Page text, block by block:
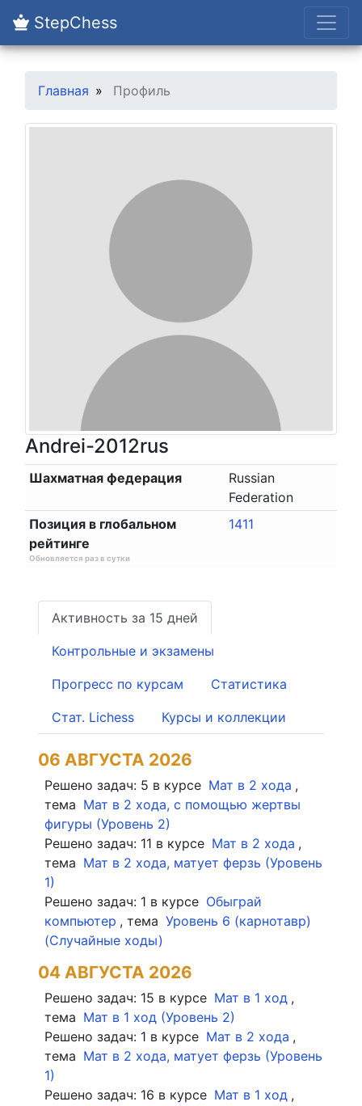
StepChess
Главная Профиль
Andrei-2012rus
Шахматная федерация
Russian
Federation
Позиция в глобальном
рейтинге
Обновляется раз в сутки
1411
Активность за 15 дней
Контрольные и экзамены
Прогресс по курсам Статистика
Стат. Lichess Курсы и коллекции
06 АВГУСТА 2026
Решено задач: 5 в курсе Мат в 2 хода ,
тема Мат в 2 хода, с помощью жертвы
фигуры (Уровень 2)
Решено задач: 11 в курсе Мат в 2 хода ,
тема Мат в 2 хода, матует ферзь (Уровень
1)
Решено задач: 1 в курсе Обыграй
компьютер , тема Уровень 6 (карнотавр)
(Случайные ходы)
04 АВГУСТА 2026
Решено задач: 15 в курсе Мат в 1 ход ,
тема Мат в 1 ход (Уровень 2)
Решено задач: 1 в курсе Мат в 2 хода ,
тема Мат в 2 хода, матует ферзь (Уровень
1)
Решено задач: 16 в курсе Мат в 1 ход ,